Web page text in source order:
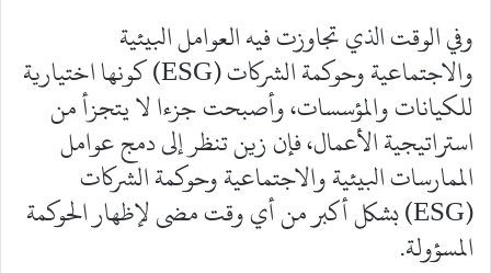
وفي الوقت الذي تجاوزت فيه العوامل البيئية
والاجتماعية وحوكمة الشركات (ESG) كونها اختيارية
للكيانات والمؤسسات، وأصبحت جزءا لا يتجزأ من
استراتيجية الأعمال، فإن زين تنظر إلى دمج عوامل
الممارسات البيئية والاجتماعية وحوكمة الشركات
(ESG) بشكل أكبر من أي وقت مضى لإظهار الحوكمة
المسؤولة.